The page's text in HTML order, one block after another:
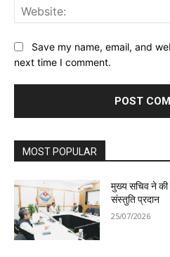
Save my name, email, and
next time I comment.
MOST POPULAR
मुख्य सचिव ने की
संस्तुति प्रदान
25/07/2026